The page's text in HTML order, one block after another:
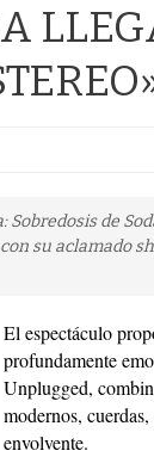
de
su aclamado
El espectáculo
profundamente
Unplugged,
modernos,
envolvente.